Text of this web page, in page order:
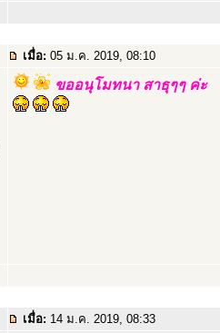
เมื่อ: 05 ม.ค. 2019, 08:10
ขออนุโมทนา สาธุๆๆ ค่ะ
เมื่อ: 14 ม.ค. 2019, 08:33